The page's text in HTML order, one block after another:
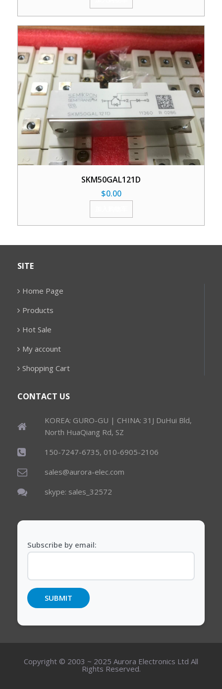
SKM50GAL121D
$0.00
SITE
Home Page
Products
Hot Sale
My account
Shopping Cart
CONTACT US
KOREA: GURO-GU | CHINA: 31J DuHui Bld,
North HuaQiang Rd, SZ
150-7247-6735, 010-6905-2106
sales@aurora-elec.com
skype: sales_32572
Subscribe by email:
Copyright © 2003 ~ 2025 Aurora Electronics Ltd All
Rights Reserved.